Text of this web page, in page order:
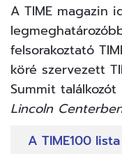
A TIME magazin
felsorakoztató
köré szervezett
Summit
Lincoln
A TIME100 lista